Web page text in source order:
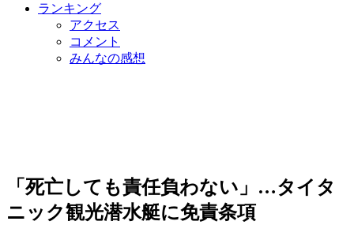
ランキング
アクセス
コメント
みんなの感想
「死亡しても責任負わない」…タイタ
ニック観光潜水艇に免責条項